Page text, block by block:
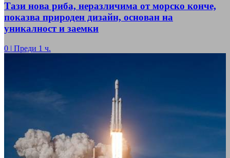
Тази нова риба, неразличима от морско конче,
показва природен дизайн, основан на
уникалност и заемки
0 | Преди 1 ч.